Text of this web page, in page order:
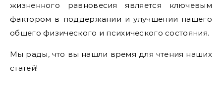
жизненного равновесия является ключевым
фактором в поддержании и улучшении нашего
общего физического и психического состояния.
Мы рады, что вы нашли время для чтения наших
статей!